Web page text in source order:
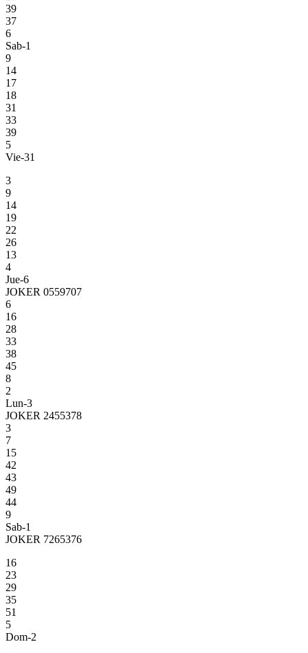
39
37
6
Sab-1
9
14
17
18
31
33
39
5
Vie-31
3
9
14
19
22
26
13
4
Jue-6
JOKER 0559707
6
16
28
33
38
45
8
2
Lun-3
JOKER 2455378
3
7
15
42
43
49
44
9
Sab-1
JOKER 7265376
16
23
29
35
51
5
Dom-2